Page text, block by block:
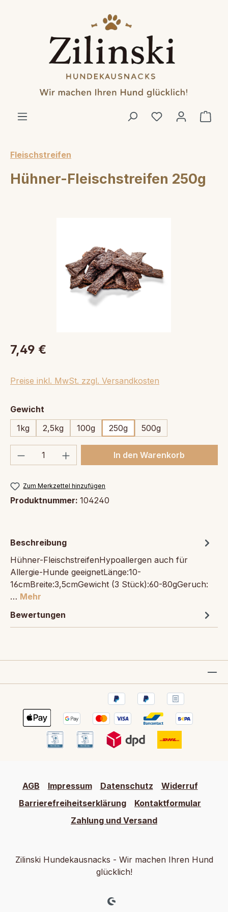
Fleischstreifen
Hühner-Fleischstreifen 250g
7,49 €
Preise inkl. MwSt. zzgl. Versandkosten
Gewicht
1kg
2,5kg 100g 250g 500g
Produkt Anzahl: Gib denIn den Warenkorb
Zum Merkzettel hinzufügen
Produktnummer: 104240
Beschreibung
Hühner-FleischstreifenHypoallergen auch für
Allergie-Hunde geeignetLänge:10-
16cmBreite:3,5cmGewicht (3 Stück):60-80gGeruch:
… Mehr
Bewertungen
AGB Impressum Datenschutz
Widerruf
Barrierefreiheitserklärung
Kontaktformular
Zahlung und Versand
Zilinski Hundekausnacks - Wir machen Ihren Hund
glücklich!